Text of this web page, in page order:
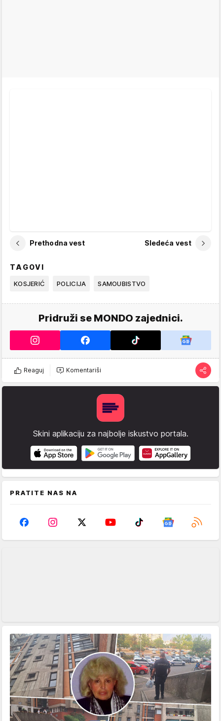
Prethodna vest Sledeća vest
TAGOVI
KOSJERIĆ POLICIJA SAMOUBISTVO
Pridruži se MONDO zajednici.
Reaguj Komentariši
Skini aplikaciju za najbolje iskustvo portala.
PRATITE NAS NA